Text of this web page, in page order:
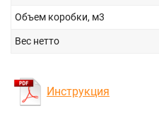
Объем коробки, м3
Вес нетто
Инструкция